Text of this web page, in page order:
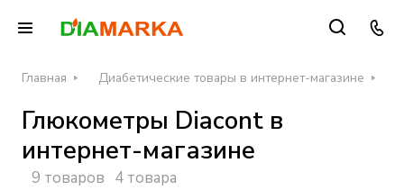
Главная Диабетические товары в интернет-магазине
Глюкометры Diacont в
интернет-магазине
9 товаров 4 товара